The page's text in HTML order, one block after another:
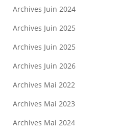
Archives Juin 2024
Archives Juin 2025
Archives Juin 2025
Archives Juin 2026
Archives Mai 2022
Archives Mai 2023
Archives Mai 2024